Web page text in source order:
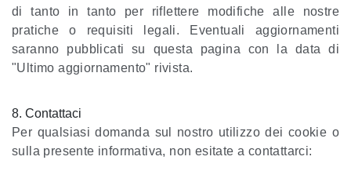
di tanto in tanto per riflettere modifiche alle nostre
pratiche o requisiti legali. Eventuali aggiornamenti
saranno pubblicati su questa pagina con la data di
"Ultimo aggiornamento" rivista.
8. Contattaci
Per qualsiasi domanda sul nostro utilizzo dei cookie o
sulla presente informativa, non esitate a contattarci: